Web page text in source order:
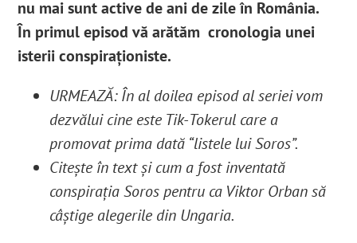
nu mai sunt active de ani de zile în România.
În primul episod vă arătăm cronologia unei
isterii conspiraționiste.
URMEAZĂ: În al doilea episod al seriei vom
dezvălui cine este Tik-Tokerul care a
promovat prima dată “listele lui Soros”.
Citește în text și cum a fost inventată
conspirația Soros pentru ca Viktor Orban să
câștige alegerile din Ungaria.